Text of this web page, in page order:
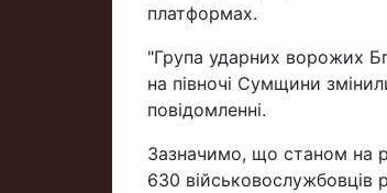
платформах.
"Група ударних ворожих
на півночі Сумщини
повідомленні.
Зазначимо, що станом на
630 військовослужбовців